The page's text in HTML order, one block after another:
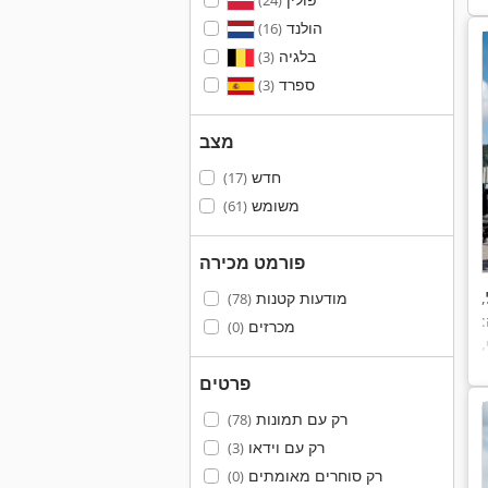
הולנד(16)
בלגיה(3)
ספרד(3)
מצב
חדש(17)
משומש(61)
פורמט מכירה
מודעות קטנות(78)
מכרזים(0)
פרטים
רק עם תמונות(78)
רק עם וידאו(3)
רק סוחרים מאומתים(0)
,